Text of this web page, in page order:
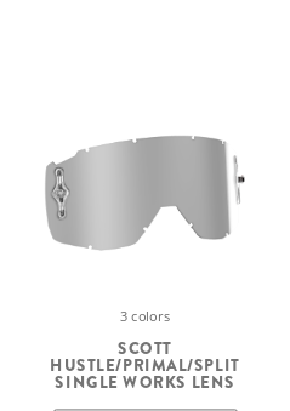
3 colors
SCOTT
HUSTLE/PRIMAL/SPLIT
SINGLE WORKS LENS